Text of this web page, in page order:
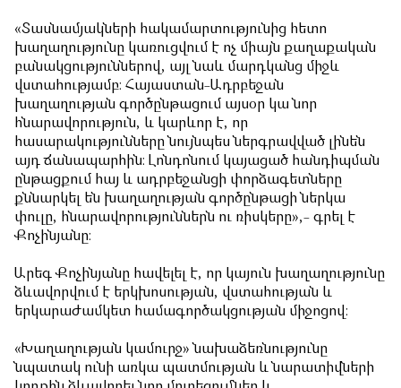
«Տասնամյակների հակամարտությունից հետո
խաղաղությունը կառուցվում է ոչ միայն քաղաքական
բանակցություններով, այլ նաև մարդկանց միջև
վստահությամբ։ Հայաստան-Ադրբեջան
խաղաղության գործընթացում այսօր կա նոր
հնարավորություն, և կարևոր է, որ
հասարակությունները նույնպես ներգրավված լինեն
այդ ճանապարհին։ Լոնդոնում կայացած հանդիպման
ընթացքում հայ և ադրբեջանցի փորձագետները
քննարկել են խաղաղության գործընթացի ներկա
փուլը, հնարավորություններն ու ռիսկերը»,- գրել է
Քոչինյանը։
Արեգ Քոչինյանը հավելել է, որ կայուն խաղաղությունը
ձևավորվում է երկխոսության, վստահության և
երկարաժամկետ համագործակցության միջոցով։
«Խաղաղության կամուրջ» նախաձեռնությունը
նպատակ ունի առկա պատմության և նարատիվների